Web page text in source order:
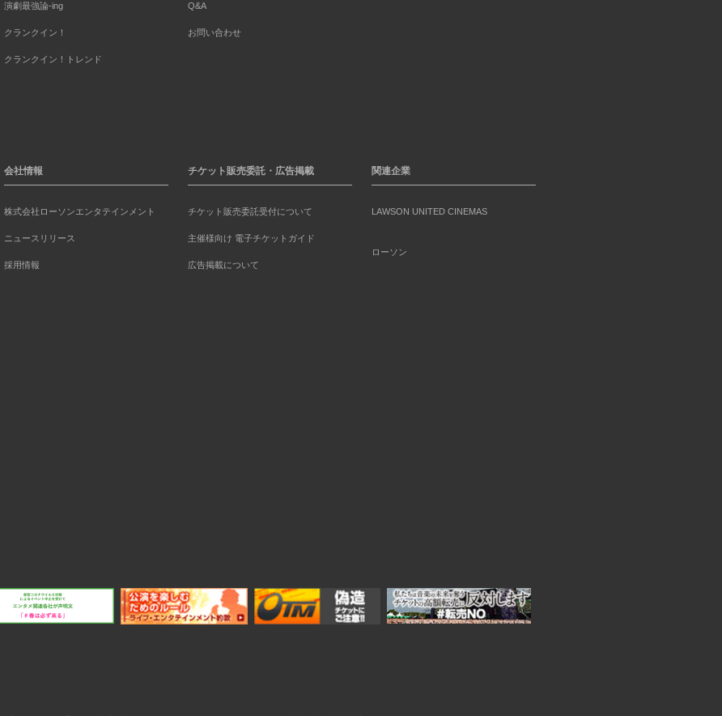
演劇最強論-ing
クランクイン！
クランクイン！トレンド
Q&A
お問い合わせ
会社情報
株式会社ローソンエンタテインメント
ニュースリリース
採用情報
チケット販売委託・広告掲載
チケット販売委託受付について
主催様向け 電子チケットガイド
広告掲載について
関連企業
LAWSON UNITED CINEMAS
ローソン